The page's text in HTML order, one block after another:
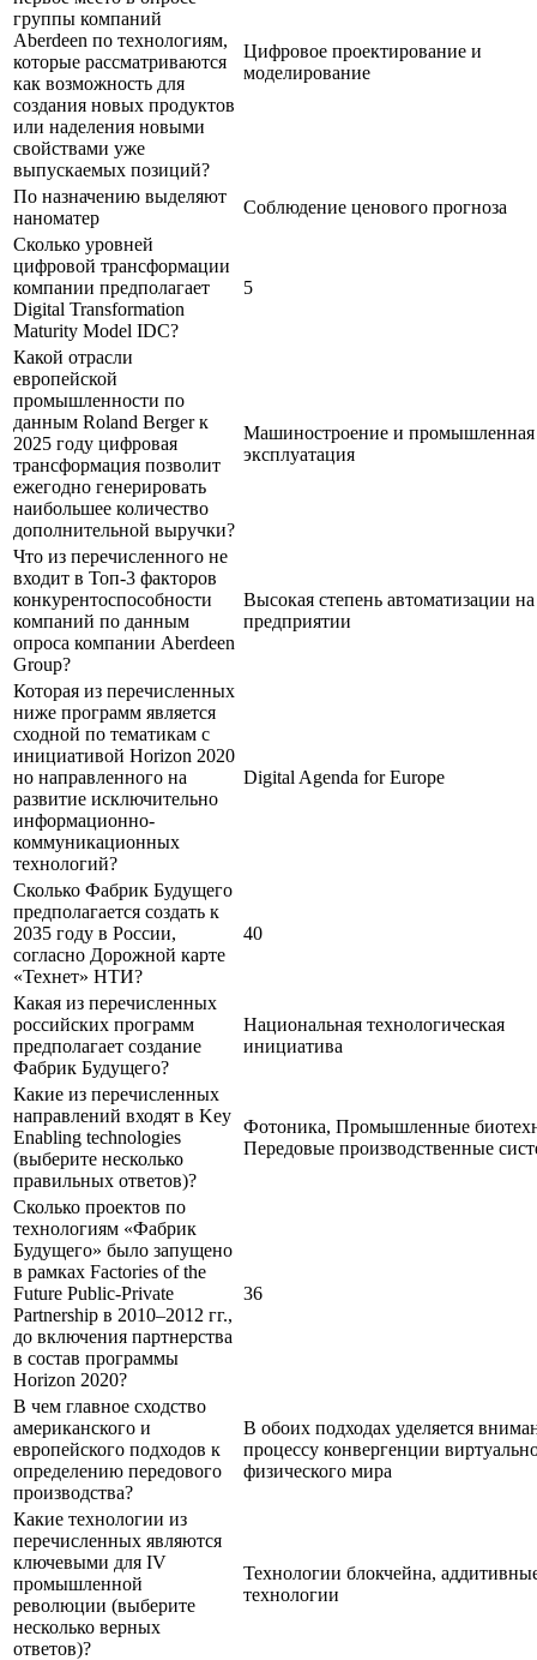
группы компаний
Aberdeen по технологиям,
которые рассматриваются
как возможность для
создания новых продуктов
или наделения новыми
свойствами уже
выпускаемых позиций?
Цифровое проектирование и
моделирование
По назначению выделяют
наноматер
Соблюдение ценового прогноза
Сколько уровней
цифровой трансформации
компании предполагает
Digital Transformation
Maturity Model IDC?
5
Какой отрасли
европейской
промышленности по
данным Roland Berger к
2025 году цифровая
трансформация позволит
ежегодно генерировать
наибольшее количество
дополнительной выручки?
Машиностроение и промышленная
эксплуатация
Что из перечисленного не
входит в Топ-3 факторов
конкурентоспособности
компаний по данным
опроса компании Aberdeen
Group?
Высокая степень автоматизации на
предприятии
Которая из перечисленных
ниже программ является
сходной по тематикам с
инициативой Horizon 2020
но направленного на
развитие исключительно
информационно-
коммуникационных
технологий?
Digital Agenda for Europe
Сколько Фабрик Будущего
предполагается создать к
2035 году в России,
согласно Дорожной карте
«Технет» НТИ?
40
Какая из перечисленных
российских программ
предполагает создание
Фабрик Будущего?
Национальная технологическая
инициатива
Какие из перечисленных
направлений входят в Key
Enabling technologies
(выберите несколько
правильных ответов)?
Фотоника, Промышленные
Передовые производственные
Сколько проектов по
технологиям «Фабрик
Будущего» было запущено
в рамках Factories of the
Future Public-Private
Partnership в 2010–2012 гг.,
до включения партнерства
в состав программы
Horizon 2020?
36
В чем главное сходство
американского и
европейского подходов к
определению передового
производства?
В обоих подходах уделяется
процессу конвергенции
физического мира
Какие технологии из
перечисленных являются
ключевыми для IV
промышленной
революции (выберите
несколько верных
ответов)?
Технологии блокчейна,
технологии